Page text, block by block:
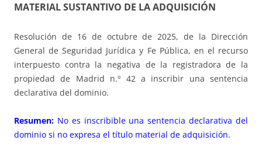
MATERIAL SUSTANTIVO DE LA ADQUISICIÓN
Resolución de 16 de octubre de 2025, de la Dirección
General de Seguridad Jurídica y Fe Pública, en el recurso
interpuesto contra la negativa de la registradora de la
propiedad de Madrid n.º 42 a inscribir una sentencia
declarativa del dominio.
Resumen: No es inscribible una sentencia declarativa del
dominio si no expresa el título material de adquisición.